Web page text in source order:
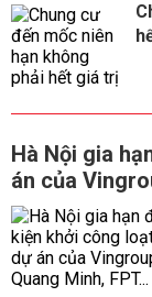
Hà Nội gia
án của